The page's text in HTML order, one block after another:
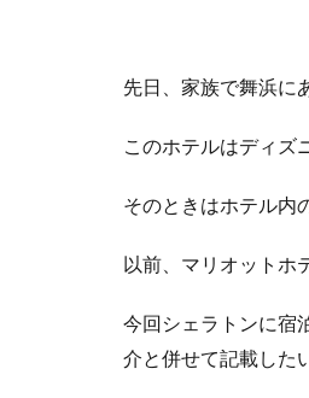
先日、家族で舞浜に
このホテルはディズ
そのときはホテル内
以前、マリオットホ
今回シェラトンに宿
介と併せて記載した